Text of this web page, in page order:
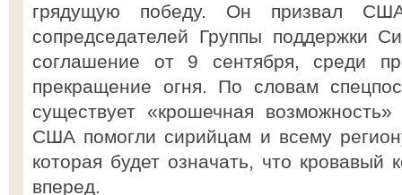
грядущую победу. Он призвал
сопредседателей Группы поддержки
соглашение от 9 сентября, среди
прекращение огня. По словам
существует «крошечная
США помогли сирийцам и всему
которая будет означать, что кровавый
вперед.